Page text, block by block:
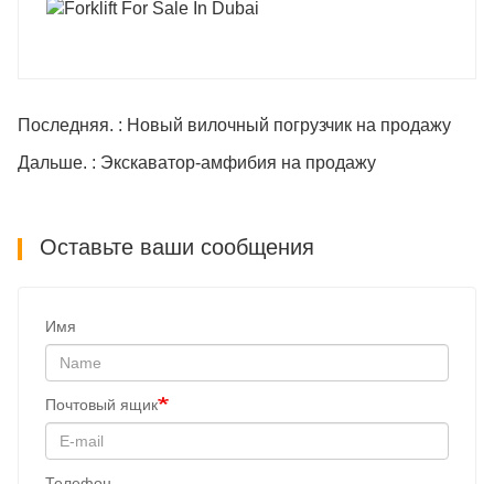
Последняя. : Новый вилочный погрузчик на продажу
Дальше. : Экскаватор-амфибия на продажу
Оставьте ваши сообщения
Имя
Почтовый ящик